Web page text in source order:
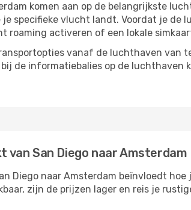
komen aan op de belangrijkste
specifieke vlucht landt. Voordat je
activeren of een lokale
vanaf de luchthaven van
de informatiebalies op de luchthaven
van San Diego naar Amsterdam
Diego naar Amsterdam beïnvloedt
zijn de prijzen lager en reis je